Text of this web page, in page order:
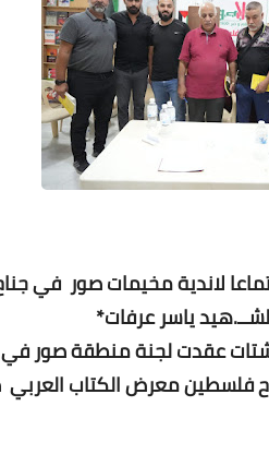
لاندية مخيمات صور
ياسر عرفات*
عقدت لجنة منطقة صور في
فلسطين معرض الكتاب
24 أغسطس 2019